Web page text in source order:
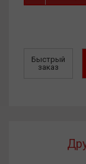
Быстрый
заказ